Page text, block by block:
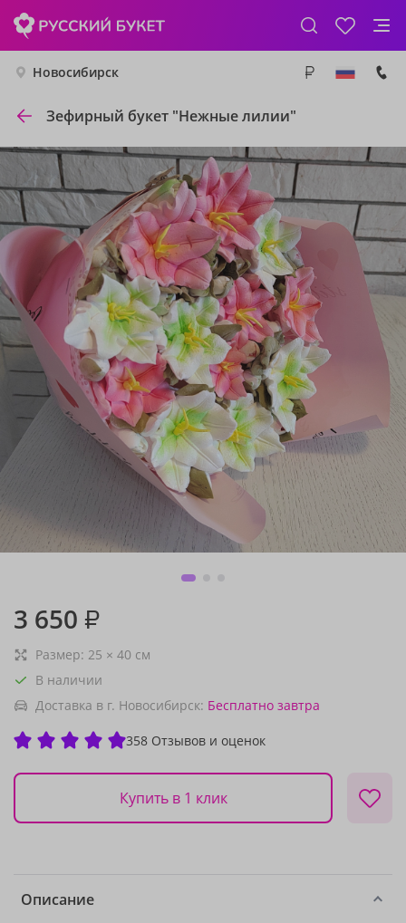
Новосибирск
Зефирный букет "Нежные лилии"
3 650 ₽
Размер: 25 × 40 см
В наличии
Доставка в г. Новосибирск: Бесплатно завтра
358 Отзывов и оценок
Купить в 1 клик
Описание